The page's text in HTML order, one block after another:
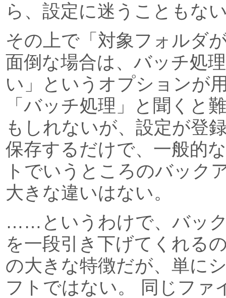
ら、設定に迷うこともな
その上で「対象フォルダ
面倒な場合は、バッチ処
い」というオプションが
「バッチ処理」と聞くと
もしれないが、設定が登
保存するだけで、一般的
トでいうところのバック
大きな違いはない。
……というわけで、バッ
を一段引き下げてくれる
の大きな特徴だが、単に
フトではない。 同じファ